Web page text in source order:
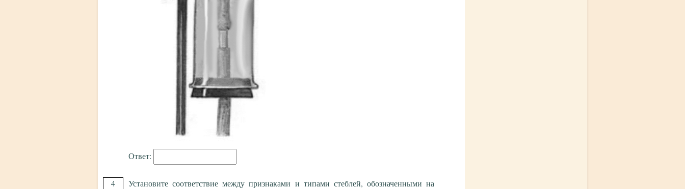
Ответ:
4
Установите соответствие между признаками и типами стеблей, обозначенными на